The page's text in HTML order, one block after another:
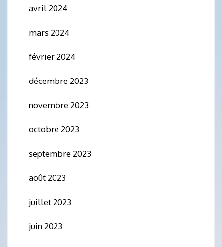
avril 2024
mars 2024
février 2024
décembre 2023
novembre 2023
octobre 2023
septembre 2023
août 2023
juillet 2023
juin 2023